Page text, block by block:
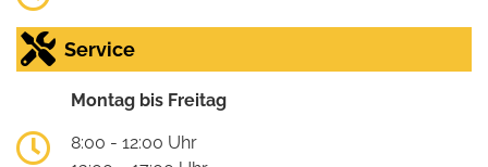
Service
Montag bis Freitag
8:00 - 12:00 Uhr